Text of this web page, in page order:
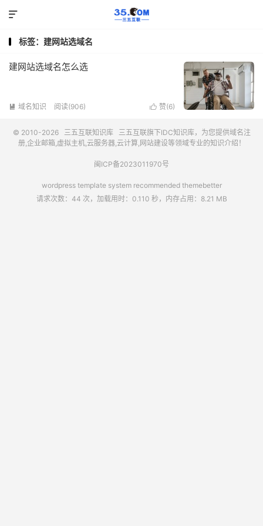

标签：建网站选域名
建网站选域名怎么选
 域名知识 阅读(906)  赞(6)
© 2010-2026 三五互联知识库 三五互联旗下IDC知识库，为您提供域名注
册,企业邮箱,虚拟主机,云服务器,云计算,网站建设等领域专业的知识介绍！
闽ICP备2023011970号
wordpress template system recommended themebetter
请求次数：44 次，加载用时：0.110 秒，内存占用：8.21 MB